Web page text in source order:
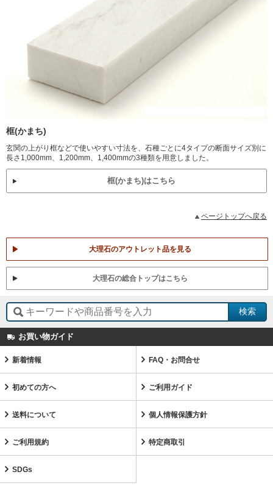
框(かまち)
玄関の上がり框などで使いやすい寸法を、石種ごとに4タイプの断面サイズ別に
長さ1,000mm、1,200mm、1,400mmの3種類を用意しました。
框(かまち)はこちら
ページトップへ戻る
大理石のアウトレット品を見る
大理石の総合トップはこちら
お買い物ガイド
新着情報 FAQ・お問合せ
初めての方へ ご利用ガイド
送料について 個人情報保護方針
ご利用規約 特定商取引
SDGs